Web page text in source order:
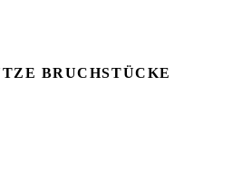
BRUCHSTÜCKE